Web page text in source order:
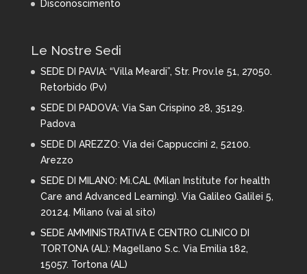
Disconoscimento
Le Nostre Sedi
SEDE DI PAVIA: “Villa Meardi”, Str. Prov.le 51, 27050.
Retorbido (Pv)
SEDE DI PADOVA: Via San Crispino 28, 35129.
Padova
SEDE DI AREZZO: Via dei Cappuccini 2, 52100.
Arezzo
SEDE DI MILANO: Mi.CAL (Milan Institute for health
Care and Advanced Learning). Via Galileo Galilei 5,
20124. Milano (vai al sito)
SEDE AMMINISTRATIVA E CENTRO CLINICO DI
TORTONA (AL): Magellano S.c. Via Emilia 182,
15057. Tortona (AL)